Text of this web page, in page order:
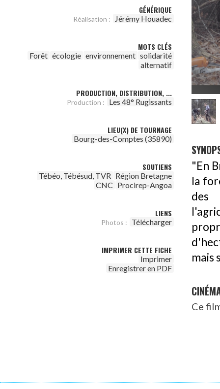
GÉNÉRIQUE
Réalisation : Jérémy Houadec
MOTS CLÉS
Forêt écologie environnement solidarité
alternatif
PRODUCTION, DISTRIBUTION, ...
Production : Les 48° Rugissants
LIEU(X) DE TOURNAGE
Bourg-des-Comptes (35890)
SOUTIENS
Tébéo, Tébésud, TVR Région Bretagne
CNC Procirep-Angoa
LIENS
Photos : Télécharger
IMPRIMER CETTE FICHE
Imprimer
Enregistrer en PDF
"En
la
des
mais
Ce